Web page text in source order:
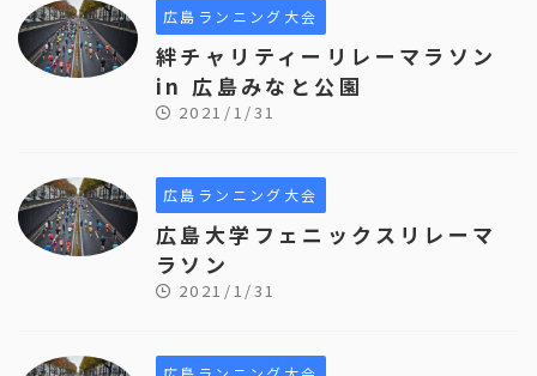
広島ランニング大会
絆チャリティーリレーマラソン
in 広島みなと公園
2021/1/31
広島ランニング大会
広島大学フェニックスリレーマ
ラソン
2021/1/31